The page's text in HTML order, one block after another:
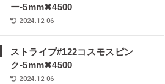
ー-5mm✖︎4500
2024.12.06
ストライプ#122コスモスピン
ク-5mm✖︎4500
2024.12.06